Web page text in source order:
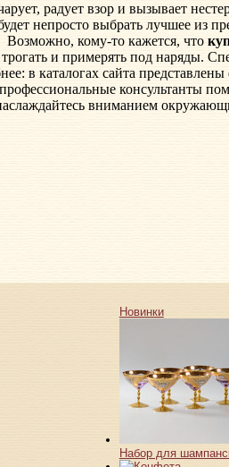
радует взор и вызывает
непросто выбрать лучшее из
Возможно, кому-то кажется, что
и примерять под наряды.
в каталогах сайта
консультанты
вниманием
Новинки
Набор для